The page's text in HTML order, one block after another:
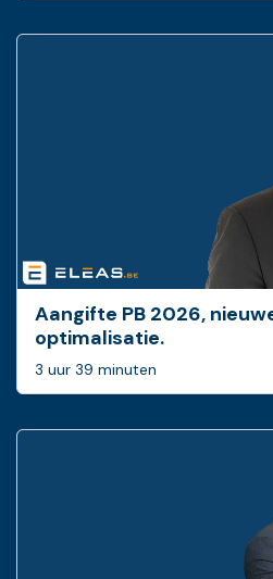
Aangifte PB 2026,
optimalisatie.
3 uur 39 minuten